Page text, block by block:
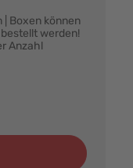
Boxen können
werden!
Anzahl